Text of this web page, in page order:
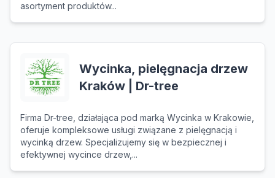
asortyment produktów...
Wycinka, pielęgnacja drzew
Kraków | Dr-tree
Firma Dr-tree, działająca pod marką Wycinka w Krakowie,
oferuje kompleksowe usługi związane z pielęgnacją i
wycinką drzew. Specjalizujemy się w bezpiecznej i
efektywnej wycince drzew,...